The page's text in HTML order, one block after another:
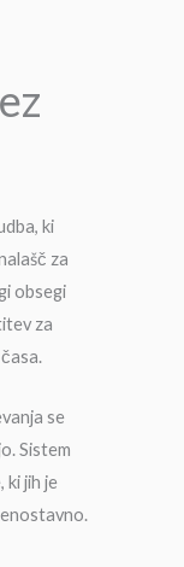
ki
za
obsegi
za
se
Sistem
ki jih je